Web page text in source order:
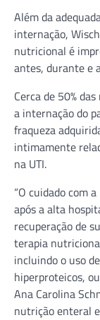
Além da
internação,
nutricional é
antes, durante e
Cerca de 50%
a internação do
fraqueza
intimamente
na UTI.
“O cuidado com
após a alta
recuperação de
terapia
incluindo o uso
hiperproteicos,
Ana Carolina
nutrição enteral